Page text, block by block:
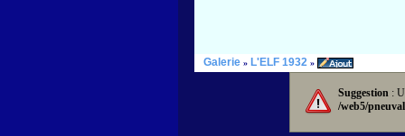
Galerie» L'ELF 1932 »
Suggestion :
/web5/